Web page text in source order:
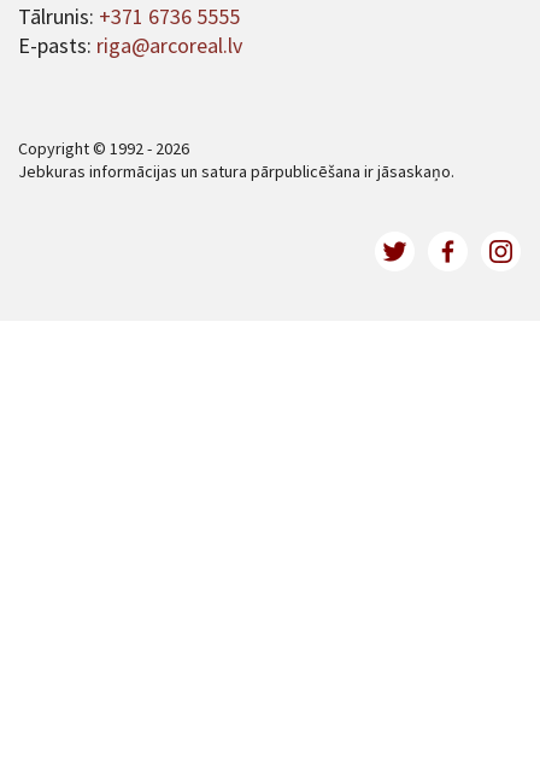
Tālrunis: +371 6736 5555
E-pasts: riga@arcoreal.lv
Copyright © 1992 - 2026
Jebkuras informācijas un satura pārpublicēšana ir jāsaskaņo.